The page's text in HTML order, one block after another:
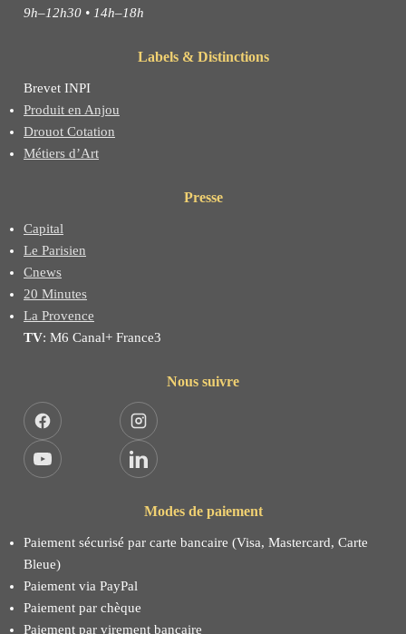
9h–12h30 • 14h–18h
Labels & Distinctions
Brevet INPI
Produit en Anjou
Drouot Cotation
Métiers d’Art
Presse
Capital
Le Parisien
Cnews
20 Minutes
La Provence
TV: M6 Canal+ France3
Nous suivre
Facebook Instagram
YouTube LinkedIn
Modes de paiement
Paiement sécurisé par carte bancaire (Visa, Mastercard, Carte
Bleue)
Paiement via PayPal
Paiement par chèque
Paiement par virement bancaire